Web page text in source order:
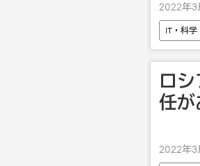
2022年3
IT・科学
ロ
任が
2022年3